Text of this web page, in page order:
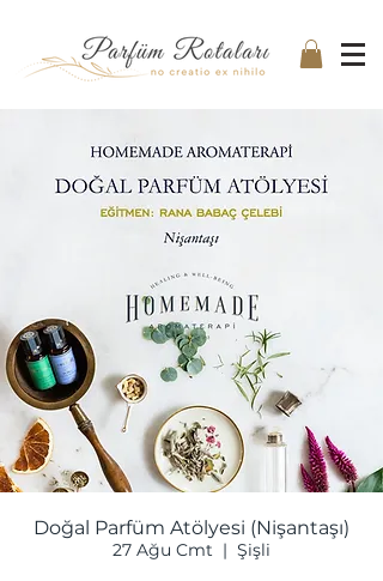
Doğal Parfüm Atölyesi (Nişantaşı)
27 Ağu Cmt
  |
Şişli